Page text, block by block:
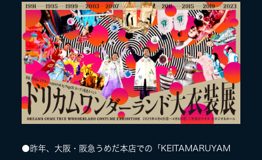
LIVE
SPECIAL SITE
●昨年、⼤阪・阪急うめだ本店での「KEITAMARUYAM